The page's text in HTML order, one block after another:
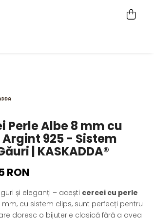
Perle Albe 8 mm cu
Argint 925 - Sistem
| KASKADDA®
RON
și eleganți – acești cercei cu perle
cu sistem clips, sunt perfecți pentru
doresc o bijuterie clasică fără a avea